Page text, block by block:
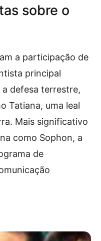
sobre o
a participação de
principal
defesa terrestre,
Tatiana, uma leal
Mais significativo
como Sophon, a
de